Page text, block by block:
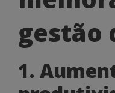
coaching
para
melhorar
sua
gestão
1.